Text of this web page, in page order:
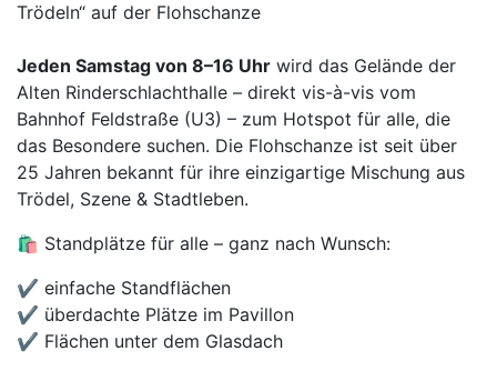
Trödeln“ auf der Flohschanze
Jeden Samstag von 8–16 Uhr wird das Gelände der
Alten Rinderschlachthalle – direkt vis-à-vis vom
Bahnhof Feldstraße (U3) – zum Hotspot für alle, die
das Besondere suchen. Die Flohschanze ist seit über
25 Jahren bekannt für ihre einzigartige Mischung aus
Trödel, Szene & Stadtleben.
🛍️ Standplätze für alle – ganz nach Wunsch:
✔️ einfache Standflächen
✔️ überdachte Plätze im Pavillon
✔️ Flächen unter dem Glasdach